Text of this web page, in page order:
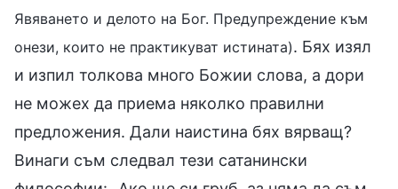
Явяването и делото на Бог. Предупреждение към
онези, които не практикуват истината). Бях изял
и изпил толкова много Божии слова, а дори
не можех да приема няколко правилни
предложения. Дали наистина бях вярващ?
Винаги съм следвал тези сатанински